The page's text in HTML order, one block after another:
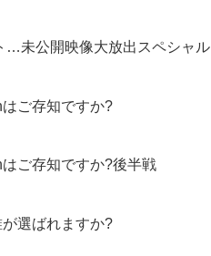
…未公開映像⼤放出スペシャル
ご存知ですか?
ご存知ですか?後半戦
選ばれますか?